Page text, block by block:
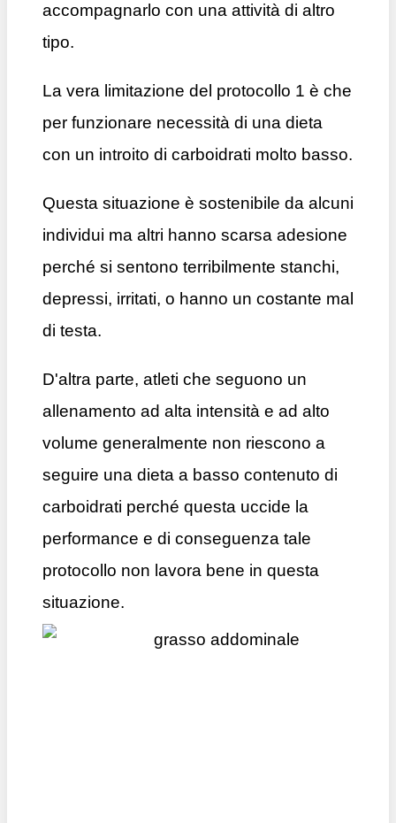
accompagnarlo con una attività di altro
tipo.
La vera limitazione del protocollo 1 è che
per funzionare necessità di una dieta
con un introito di carboidrati molto basso.
Questa situazione è sostenibile da alcuni
individui ma altri hanno scarsa adesione
perché si sentono terribilmente stanchi,
depressi, irritati, o hanno un costante mal
di testa.
D'altra parte, atleti che seguono un
allenamento ad alta intensità e ad alto
volume generalmente non riescono a
seguire una dieta a basso contenuto di
carboidrati perché questa uccide la
performance e di conseguenza tale
protocollo non lavora bene in questa
situazione.